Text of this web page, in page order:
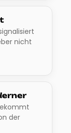
nicht
der